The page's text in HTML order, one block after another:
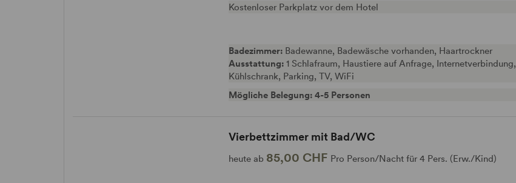
Kostenloser Parkplatz vor dem Hotel
Badezimmer: Badewanne, Badewäsche vorhanden, Haartrockner
Ausstattung:1 Schlafraum, Haustiere auf Anfrage, Internetverbindung,
Kühlschrank, Parking, TV, WiFi
Mögliche Belegung: 4-5 Personen
Vierbettzimmer mit Bad/WC
heute ab 85,00 CHF Pro Person/Nacht für 4 Pers. (Erw./Kind)